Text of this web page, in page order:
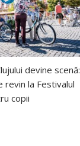
devine scenă:
revin la Festivalul
copii